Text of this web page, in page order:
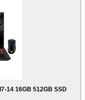
14 16GB 512GB SSD